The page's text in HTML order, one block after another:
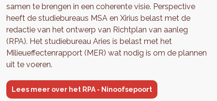
samen te brengen in een coherente visie. Perspective
heeft de studiebureaus MSA en Xirius belast met de
redactie van het ontwerp van Richtplan van aanleg
(RPA). Het studiebureau Aries is belast met het
Milieueffectenrapport (MER) wat nodig is om de plannen
uit te voeren.
Lees meer over het RPA - Ninoofsepoort